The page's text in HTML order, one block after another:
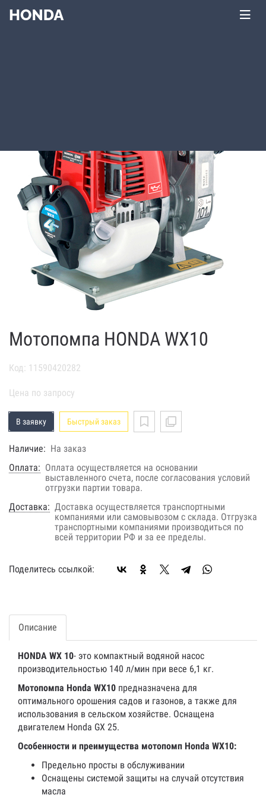
Мотопомпа HONDA WX10
Код: 11590420282
Цена по запросу
В заявку Быстрый заказ
Наличие: На заказ
Оплата: Оплата осуществляется на основании
выставленного счета, после согласования условий
отгрузки партии товара.
Доставка: Доставка осуществляется транспортными
компаниями или самовывозом с склада. Отгрузка
транспортными компаниями производиться по
всей территории РФ и за ее пределы.
Поделитесь ссылкой:
Описание
HONDA WX 10- это компактный водяной насос
производительностью 140 л/мин при весе 6,1 кг.
Мотопомпа Honda WX10 предназначена для
оптимального орошения садов и газонов, а также для
использования в сельском хозяйстве. Оснащена
двигателем Honda GX 25.
Особенности и преимущества мотопомп Honda WX10:
Предельно просты в обслуживании
Оснащены системой защиты на случай отсутствия
масла